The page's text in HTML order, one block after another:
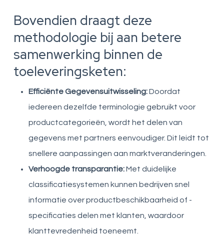
Bovendien draagt deze
methodologie bij aan betere
samenwerking binnen de
toeleveringsketen:
Efficiënte Gegevensuitwisseling:Doordat
iedereen dezelfde terminologie gebruikt voor
productcategorieën, wordt het delen van
gegevens met partners eenvoudiger. Dit leidt tot
snellere aanpassingen aan marktveranderingen.
Verhoogde transparantie:Met duidelijke
classificatiesystemen kunnen bedrijven snel
informatie over productbeschikbaarheid of -
specificaties delen met klanten, waardoor
klanttevredenheid toeneemt.